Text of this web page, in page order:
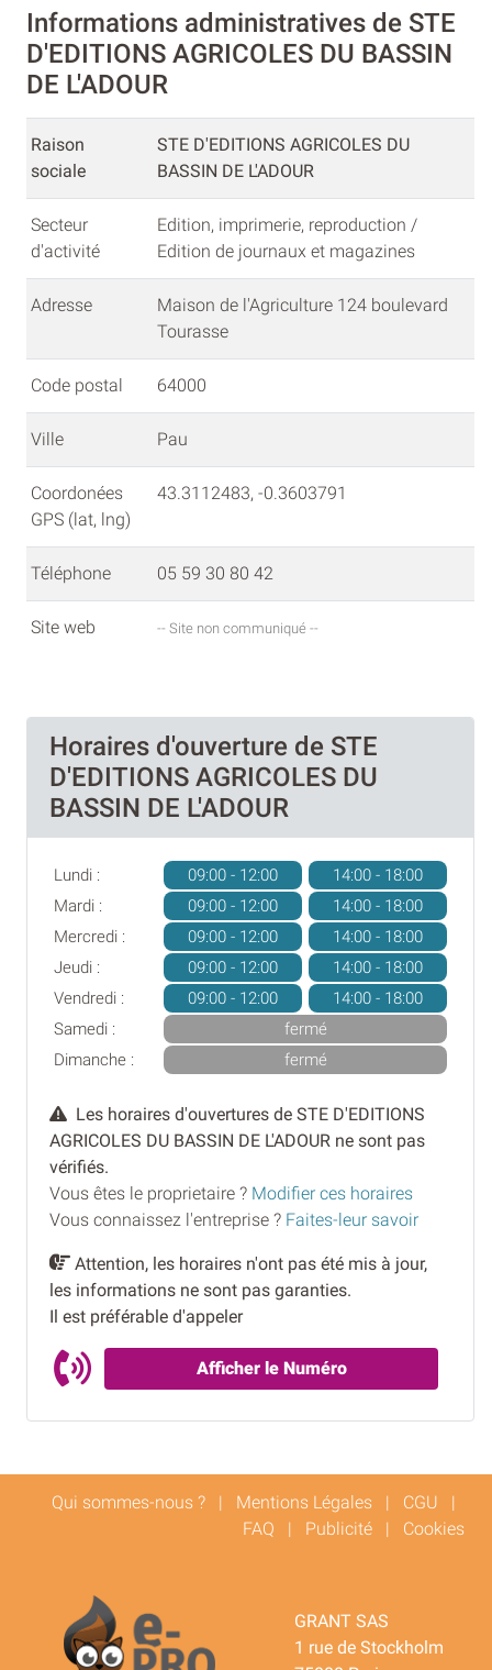
Informations administratives de STE
D'EDITIONS AGRICOLES DU BASSIN
DE L'ADOUR
Raison
sociale
STE D'EDITIONS AGRICOLES DU
BASSIN DE L'ADOUR
Secteur
d'activité
Edition, imprimerie, reproduction /
Edition de journaux et magazines
Adresse
Maison de l'Agriculture 124 boulevard
Tourasse
Code postal 64000
Ville Pau
Coordonées
GPS (lat, lng)
43.3112483, -0.3603791
Téléphone 05 59 30 80 42
Site web -- Site non communiqué --
Horaires d'ouverture de STE
D'EDITIONS AGRICOLES DU
BASSIN DE L'ADOUR
Lundi : 09:00 - 12:00
14:00 - 18:00
Mardi :
09:00 - 12:00
14:00 - 18:00
Mercredi :
09:00 - 12:00
14:00 - 18:00
Jeudi :
09:00 - 12:00
14:00 - 18:00
Vendredi :
09:00 - 12:00
14:00 - 18:00
Samedi :
fermé
Dimanche :
fermé
Les horaires d'ouvertures de STE D'EDITIONS
AGRICOLES DU BASSIN DE L'ADOUR ne sont pas
vérifiés.
Vous êtes le proprietaire ? Modifier ces horaires
Vous connaissez l'entreprise ? Faites-leur savoir
Attention, les horaires n'ont pas été mis à jour,
les informations ne sont pas garanties.
Il est préférable d'appeler
Afficher le Numéro
Qui sommes-nous ? | Mentions Légales | CGU |
FAQ | Publicité | Cookies
GRANT SAS
1 rue de Stockholm